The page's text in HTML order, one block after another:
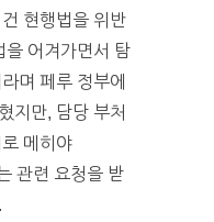
현행법을 위반
을 어겨가면서 탐
며 페루 정부에
지만, 담당 부처
메히야
관련 요청을 받